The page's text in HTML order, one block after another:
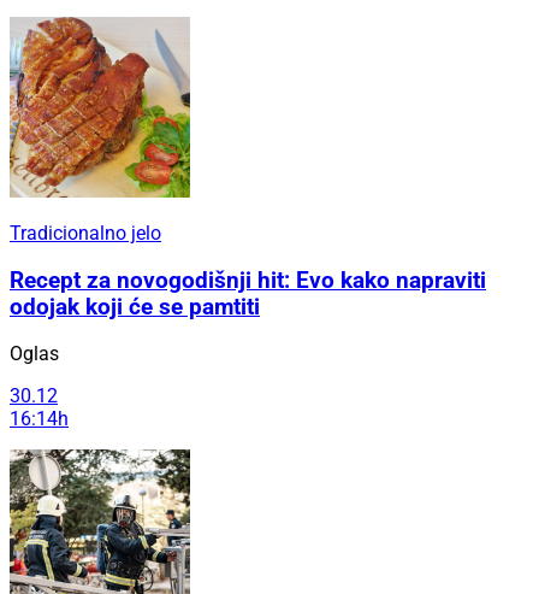
Tradicionalno jelo
Recept za novogodišnji hit: Evo kako napraviti
odojak koji će se pamtiti
Oglas
30.12
16:14h